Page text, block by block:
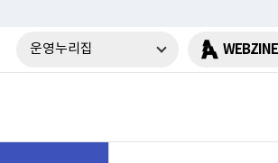
운영누리집 WEBZINE